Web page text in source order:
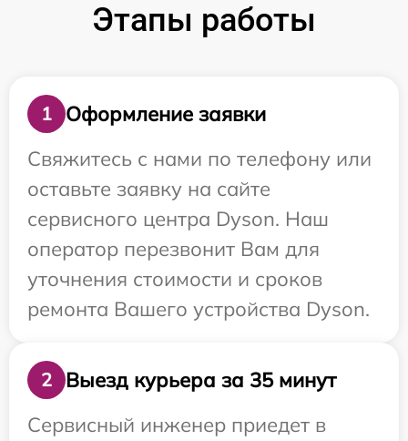
Этапы работы
1
Оформление заявки
Свяжитесь с нами по телефону или
оставьте заявку на сайте
сервисного центра Dyson. Наш
оператор перезвонит Вам для
уточнения стоимости и сроков
ремонта Вашего устройства Dyson.
2
Выезд курьера за 35 минут
Сервисный инженер приедет в